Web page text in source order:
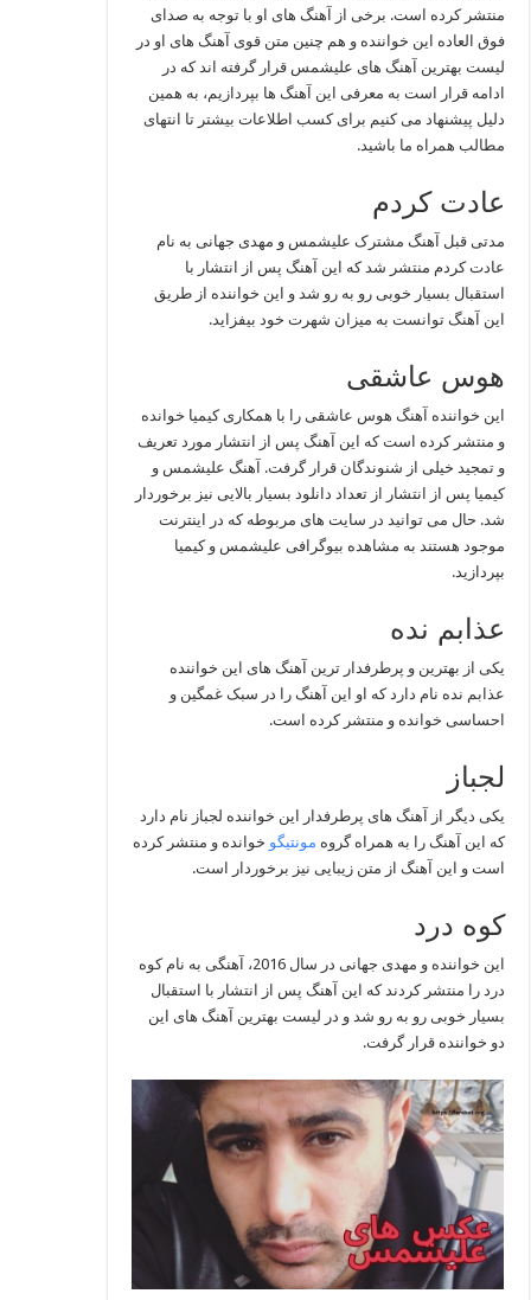
منتشر کرده است. برخی از آهنگ های او با توجه به صدای
فوق العاده این خواننده و هم چنین متن قوی آهنگ های او در
لیست بهترین آهنگ های علیشمس قرار گرفته اند که در
ادامه قرار است به معرفی این آهنگ ها بپردازیم، به همین
دلیل پیشنهاد می کنیم برای کسب اطلاعات بیشتر تا انتهای
مطالب همراه ما باشید.
عادت کردم
مدتی قبل آهنگ مشترک علیشمس و مهدی جهانی به نام
عادت کردم منتشر شد که این آهنگ پس از انتشار با
استقبال بسیار خوبی رو به رو شد و این خواننده از طریق
این آهنگ توانست به میزان شهرت خود بیفزاید.
هوس عاشقی
این خواننده آهنگ هوس عاشقی را با همکاری کیمیا خوانده
و منتشر کرده است که این آهنگ پس از انتشار مورد تعریف
و تمجید خیلی از شنوندگان قرار گرفت. آهنگ علیشمس و
کیمیا پس از انتشار از تعداد دانلود بسیار بالایی نیز برخوردار
شد. حال می توانید در سایت های مربوطه که در اینترنت
موجود هستند به مشاهده بیوگرافی علیشمس و کیمیا
بپردازید.
عذابم نده
یکی از بهترین و پرطرفدار ترین آهنگ های این خواننده
عذابم نده نام دارد که او این آهنگ را در سبک غمگین و
احساسی خوانده و منتشر کرده است.
لجباز
یکی دیگر از آهنگ های پرطرفدار این خواننده لجباز نام دارد
که این آهنگ را به همراه گروه مونتیگو خوانده و منتشر کرده
است و این آهنگ از متن زیبایی نیز برخوردار است.
کوه درد
این خواننده و مهدی جهانی در سال 2016، آهنگی به نام کوه
درد را منتشر کردند که این آهنگ پس از انتشار با استقبال
بسیار خوبی رو به رو شد و در لیست بهترین آهنگ های این
دو خواننده قرار گرفت.